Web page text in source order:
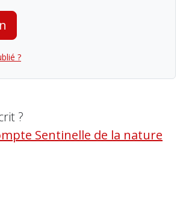
?
?
Sentinelle de la nature